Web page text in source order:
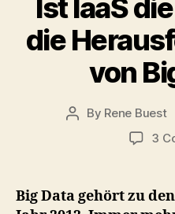
Ist IaaS
die
von
Post
By Rene Buest
3
Big Data gehört zu